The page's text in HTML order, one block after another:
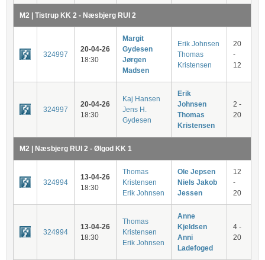
M2 | Tistrup KK 2 - Næsbjerg RUI 2
324997
20-04-26
18:30
Margit
Gydesen
Jørgen
Madsen
Erik Johnsen
Thomas
Kristensen
20
-
12
324997
20-04-26
18:30
Kaj Hansen
Jens H.
Gydesen
Erik
Johnsen
Thomas
Kristensen
2 -
20
M2 | Næsbjerg RUI 2 - Ølgod KK 1
324994
13-04-26
18:30
Thomas
Kristensen
Erik Johnsen
Ole Jepsen
Niels Jakob
Jessen
12
-
20
324994
13-04-26
18:30
Thomas
Kristensen
Erik Johnsen
Anne
Kjeldsen
Anni
Ladefoged
4 -
20